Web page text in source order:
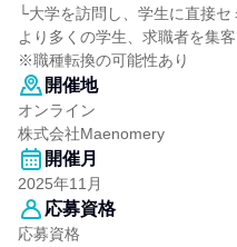
└大学を訪問し、学生に直接セ
より多くの学生、求職者を集客
※職種転換の可能性あり
開催地
オンライン
株式会社Maenomery
開催月
2025年11月
応募資格
応募資格